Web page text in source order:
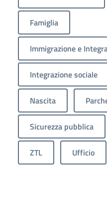
Famiglia
Immigrazione e
Integrazione sociale
Nascita
Sicurezza pubblica
ZTL Ufficio